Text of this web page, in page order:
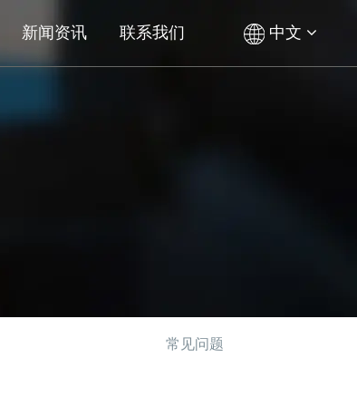
新闻资讯 联系我们 中文
常见问题